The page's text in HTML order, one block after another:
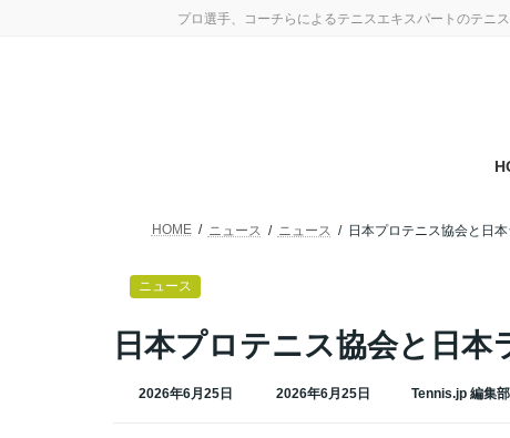
プロ選手、コーチらによるテニスエキスパートのテニ
ニュース
日本プロテニス協会と日
2026年6月25日
最
2026年6月25日 Tennis.jp 編集部
HOME ニュース ニュース 日本プロテニス協会と日